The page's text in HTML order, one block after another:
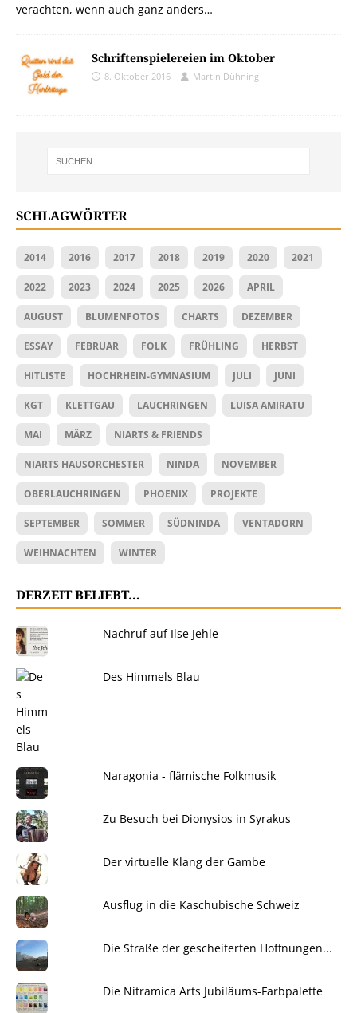
verachten, wenn auch ganz anders…
Schriftenspielereien im Oktober
8. Oktober 2016 Martin Dühning
SCHLAGWÖRTER
2014 2016 2017 2018 2019 2020 2021
2022 2023 2024 2025 2026 APRIL
AUGUST BLUMENFOTOS CHARTS DEZEMBER
ESSAY FEBRUAR FOLK FRÜHLING HERBST
HITLISTE HOCHRHEIN-GYMNASIUM JULI JUNI
KGT KLETTGAU LAUCHRINGEN LUISA AMIRATU
MAI MÄRZ NIARTS & FRIENDS
NIARTS HAUSORCHESTER NINDA NOVEMBER
OBERLAUCHRINGEN PHOENIX PROJEKTE
SEPTEMBER SOMMER SÜDNINDA VENTADORN
WEIHNACHTEN WINTER
DERZEIT BELIEBT…
Nachruf auf Ilse Jehle
Des Himmels Blau
Naragonia - flämische Folkmusik
Zu Besuch bei Dionysios in Syrakus
Der virtuelle Klang der Gambe
Ausflug in die Kaschubische Schweiz
Die Straße der gescheiterten Hoffnungen...
Die Nitramica Arts Jubiläums-Farbpalette